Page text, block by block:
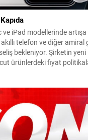
ve iPad modellerinde
telefon ve diğer
bekleniyor. Şirketin
ürünlerdeki fiyat
göre özellikle
yükselebilir; bunun...